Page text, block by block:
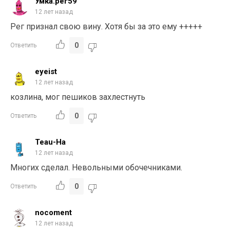
12 лет назад
Рег признал свою вину. Хотя бы за это ему +++++
Ответить 0
eyeist
12 лет назад
козлина, мог пешиков захлестнуть
Ответить 0
Teau-Ha
12 лет назад
Многих сделал. Невольными обочечниками.
Ответить 0
nocoment
12 лет назад